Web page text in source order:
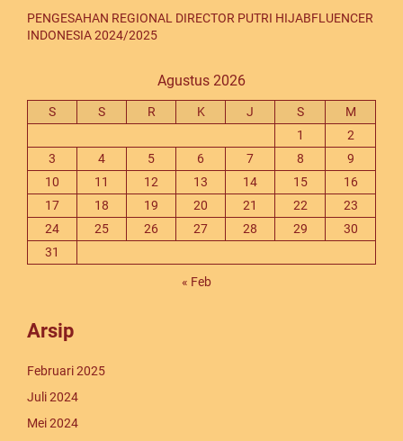
PENGESAHAN REGIONAL DIRECTOR PUTRI HIJABFLUENCER
INDONESIA 2024/2025
Agustus 2026
S S R K J S
M
1
2
3
4 5 6 7 8
9
10
11 12 13 14 15
16
17
18 19 20 21 22
23
24
25 26 27 28 29
30
31
« Feb
Arsip
Februari 2025
Juli 2024
Mei 2024